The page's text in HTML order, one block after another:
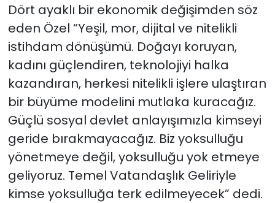
Dört ayaklı bir ekonomik değişimden söz
eden Özel “Yeşil, mor, dijital ve nitelikli
istihdam dönüşümü. Doğayı koruyan,
kadını güçlendiren, teknolojiyi halka
kazandıran, herkesi nitelikli işlere ulaştıran
bir büyüme modelini mutlaka kuracağız.
Güçlü sosyal devlet anlayışımızla kimseyi
geride bırakmayacağız. Biz yoksulluğu
yönetmeye değil, yoksulluğu yok etmeye
geliyoruz. Temel Vatandaşlık Geliriyle
kimse yoksulluğa terk edilmeyecek” dedi.